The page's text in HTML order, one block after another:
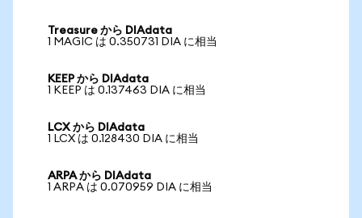
Treasure から DIAdata
1 MAGIC は 0.350731 DIA に相当
KEEP から DIAdata
1 KEEP は 0.137463 DIA に相当
LCX から DIAdata
1 LCX は 0.128430 DIA に相当
ARPA から DIAdata
1 ARPA は 0.070959 DIA に相当